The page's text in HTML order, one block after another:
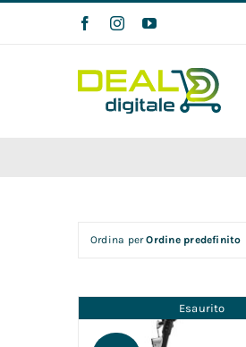
Ordina perOrdine predefinito
Esaurito